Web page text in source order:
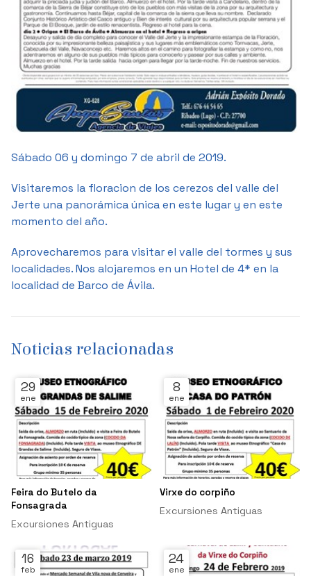
Sábado 06 y domingo 7 de abril de 2019.
Visitaremos la floracion de los cerezos del valle del
Jerte una panorámica única en este lugar y en este
momento del año.
Aprovecharemos para visitar el valle del tormes y sus
localidades. Nos alojaremos en un Hotel de 4* en la
localidad de Barco de Ávila.
Noticias relacionadas
29
ene
Feira do Butelo da
Fonsagrada
Excursiones Antiguas
8
ene
Virxe do corpiño
Excursiones Antiguas
16
feb
24
ene